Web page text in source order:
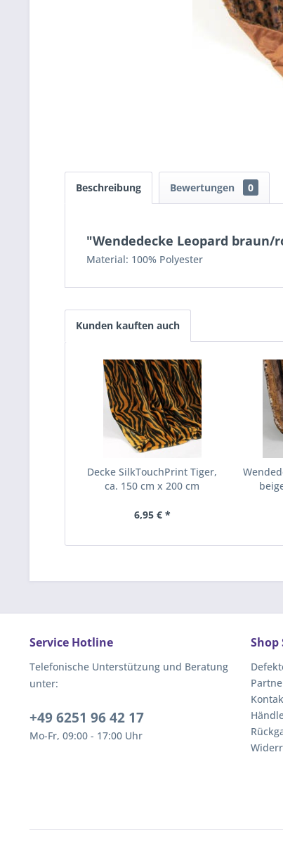
Beschreibung Bewertungen 0
"Wendedecke Leopard braun/
Material: 100% Polyester
Kunden kauften auch
Decke SilkTouchPrint Tiger,
ca. 150 cm x 200 cm
6,95 € *
Service Hotline
Telefonische Unterstützung und Beratung
unter:
+49 6251 96 42 17
Mo-Fr, 09:00 - 17:00 Uhr
Shop